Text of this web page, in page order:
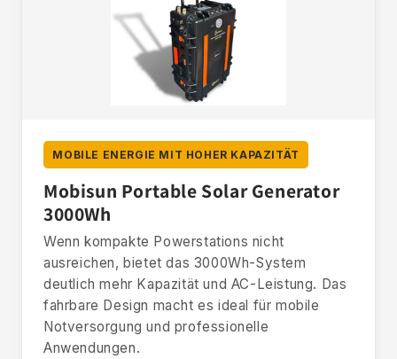
MOBILE ENERGIE MIT HOHER KAPAZITÄT
Mobisun Portable Solar Generator
3000Wh
Wenn kompakte Powerstations nicht
ausreichen, bietet das 3000Wh-System
deutlich mehr Kapazität und AC-Leistung. Das
fahrbare Design macht es ideal für mobile
Notversorgung und professionelle
Anwendungen.